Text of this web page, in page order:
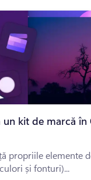
un kit de marcă
propriile elemente
și fonturi)...